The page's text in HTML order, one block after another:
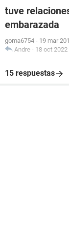
tuve
embarazada
goma6754 - 19 mar
Andre - 18 oct
15 respuestas